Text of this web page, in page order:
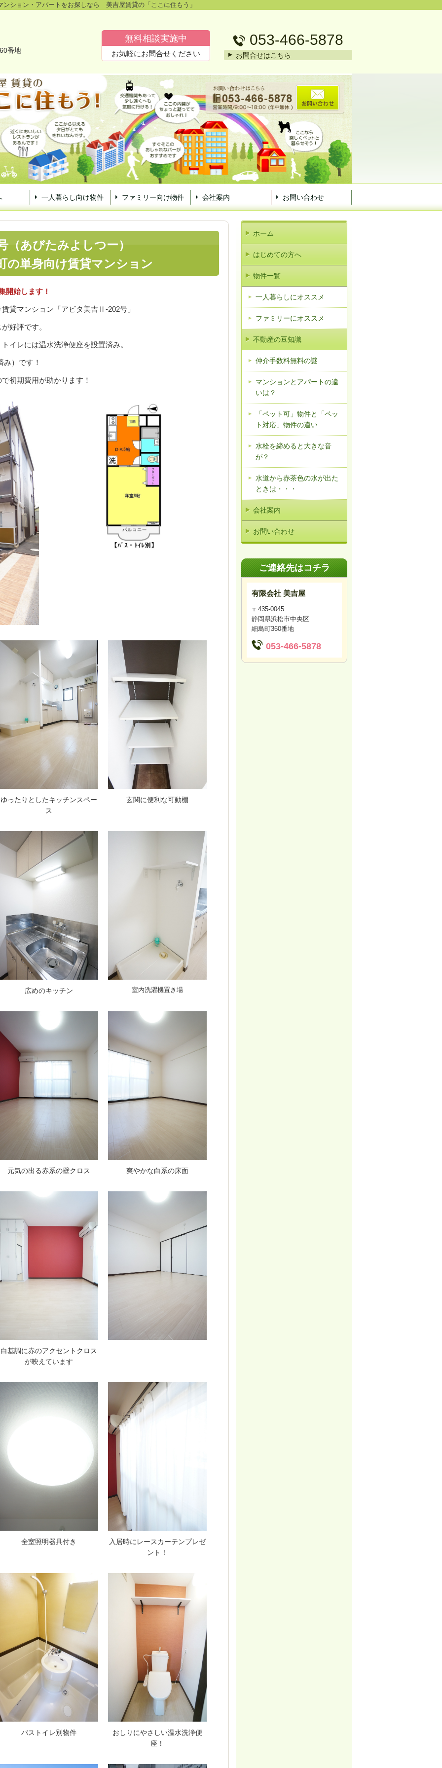
ション・アパートをお探しなら 美吉屋賃貸の「ここに住もう」
番地
無料相談実施中
お気軽にお問合せください
053-466-5878
お問合せはこちら
一人暮らし向け物件 ファミリー向け物件 会社案内 お問い合わせ
あびたみよしつー）
の単身向け賃貸マンション
開始します！
貸マンション「アビタ美吉Ⅱ-202号」
好評です。
イレには温水洗浄便座を設置済み。
）です！
初期費用が助かります ！
ゆったりとしたキッチンスペー
ス
玄関に便利な可動棚
広めのキッチン 室内洗濯機置き場
元気の出る赤系の壁クロス 爽やかな白系の床面
白基調に赤のアクセントクロス
が映えています
全室照明器具付き 入居時に レースカーテンプレゼ
ント！
バストイレ別物件
おしりにやさしい温水洗浄便
座！
ホーム
はじめての方へ
物件一覧
一人暮らしにオススメ
ファミリーにオススメ
不動産の豆知識
仲介手数料無料の謎
マンションとアパートの違
いは？
「ペット可」物件と「ペッ
ト対応」物件の違い
水栓を締めると大きな音
が？
水道から赤茶色の水が出た
ときは・・・
会社案内
お問い合わせ
ご連絡先はコチラ
有限会社 美吉屋
〒435-0045
静岡県浜松市中央区
細島町360番地
053-466-5878